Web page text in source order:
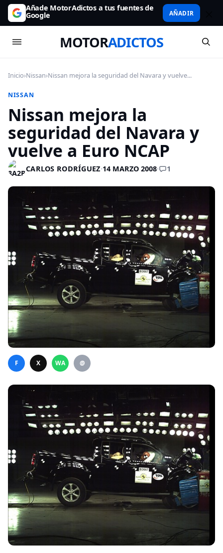
Añade MotorAdictos a tus fuentes de
Google AÑADIR
MOTORADICTOS
Inicio›Nissan›Nissan mejora la seguridad del Navara y vuelve...
NISSAN
Nissan mejora la
seguridad del Navara y
vuelve a Euro NCAP
CARLOS RODRÍGUEZ·14 MARZO 2008· 1
F X WA @